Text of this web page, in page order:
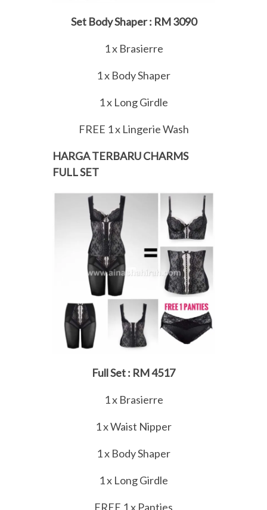
Set Body Shaper : RM 3090
1 x Brasierre
1 x Body Shaper
1 x Long Girdle
FREE 1 x Lingerie Wash
HARGA TERBARU CHARMS
FULL SET
Full Set : RM 4517
1 x Brasierre
1 x Waist Nipper
1 x Body Shaper
1 x Long Girdle
FREE 1 x Panties